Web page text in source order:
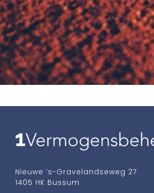
Nieuwe ’s-Gravelandseweg 27
1405 HK Bussum